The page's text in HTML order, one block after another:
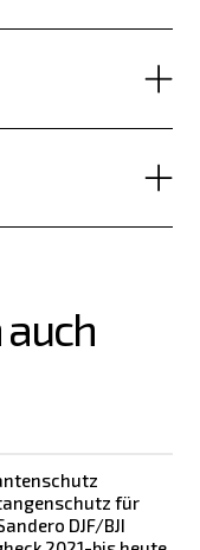
für
DJF/BJI